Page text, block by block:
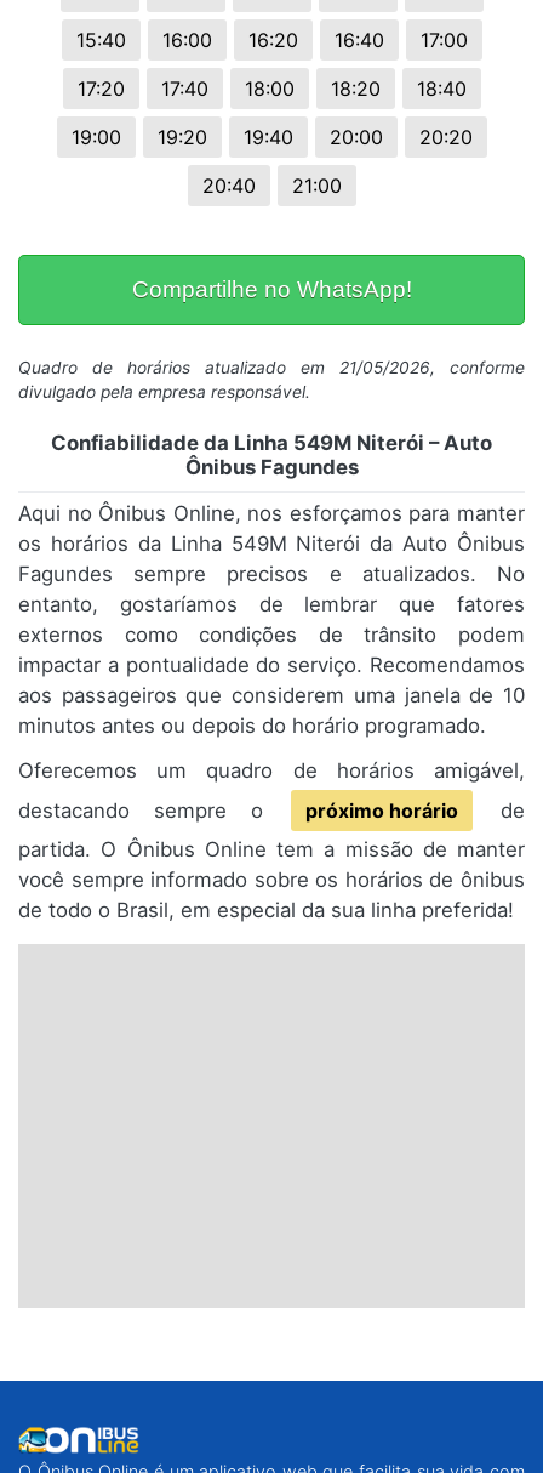
15:40
16:00 16:20 16:40
17:00
17:20
17:40 18:00 18:20
18:40
19:00
19:20 19:40 20:00
20:20
20:40
21:00
Compartilhe no WhatsApp!
Quadro de horários atualizado em 21/05/2026, conforme
divulgado pela empresa responsável.
Confiabilidade da Linha 549M Niterói – Auto
Ônibus Fagundes
Aqui no Ônibus Online, nos esforçamos para manter
os horários da Linha 549M Niterói da Auto Ônibus
Fagundes sempre precisos e atualizados. No
entanto, gostaríamos de lembrar que fatores
externos como condições de trânsito podem
impactar a pontualidade do serviço. Recomendamos
aos passageiros que considerem uma janela de 10
minutos antes ou depois do horário programado.
Oferecemos um quadro de horários amigável,
destacando sempre o
próximo horário
de
partida. O Ônibus Online tem a missão de manter
você sempre informado sobre os horários de ônibus
de todo o Brasil, em especial da sua linha preferida!